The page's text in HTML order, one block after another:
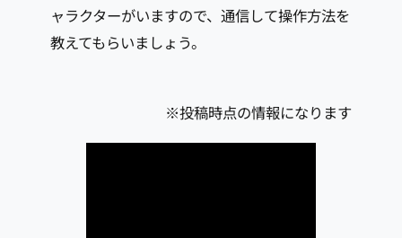
ャラクターがいますので、通信して操作方法を
教えてもらいましょう。
※投稿時点の情報になります